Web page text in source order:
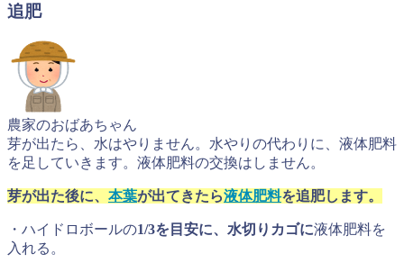
追肥
農家のおばあちゃん
芽が出たら、水はやりません。水やりの代わりに、液体肥料
を足していきます。液体肥料の交換はしません。
芽が出た後に、 本葉が出てきたら液体肥料を追肥します。
・ハイドロボールの1/3を目安に、水切りカゴに液体肥料を
入れる。